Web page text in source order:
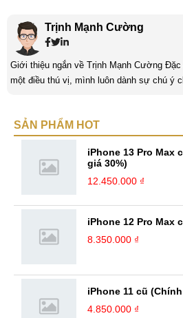
Trịnh Mạnh Cường
Giới thiệu ngắn về Trịnh Mạnh Cường Đặc điểm nổi bật Công nghệ là
một điều thú vị, mình luôn dành sự chú ý
hiểu biết mới mẻ và thú vị. Tinh thần tự
SẢN PHẨM HOT
iPhone 13 Pro Max
giá 30%)
12.450.000 ₫
iPhone 12 Pro Max
8.350.000 ₫
iPhone 11 cũ
4.850.000 ₫